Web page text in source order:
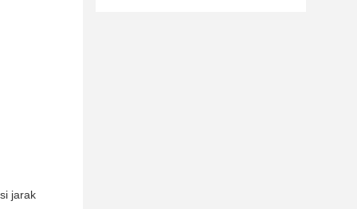
jarak